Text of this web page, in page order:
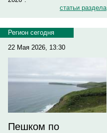
статьи раздела
Регион сегодня
22 Мая 2026, 13:30
Пешком по